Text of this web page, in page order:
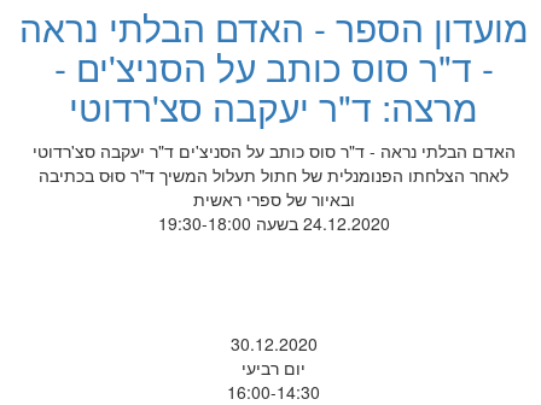
מועדון הספר - האדם הבלתי נראה
- ד"ר סוס כותב על הסניצ'ים -
מרצה: ד"ר יעקבה סצ'רדוטי
האדם הבלתי נראה - ד"ר סוס כותב על הסניצ'ים ד"ר יעקבה סצ'רדוטי
לאחר הצלחתו הפנומנלית של חתול תעלול המשיך ד"ר סוּס בכתיבה
ובאיור של ספרי ראשית
24.12.2020 בשעה 19:30-18:00
30.12.2020
יום רביעי
16:00-14:30